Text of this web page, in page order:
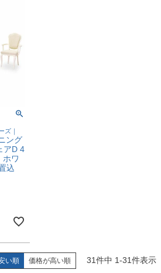
ズ｜
ング
アD 4
ホワ
込
い順 価格が高い順 31件中 1-31件表示